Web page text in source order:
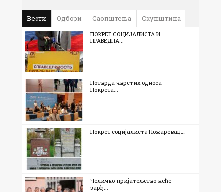
Вести Одбори Саопштења Скупштина
ПОКРЕТ СОЦИЈАЛИСТА И
ПРАВЕДНА...
Потврда чврстих односа
Покрета...
Покрет социјалиста Пожаревац:...
Челично пријатељство неће
зарђ...